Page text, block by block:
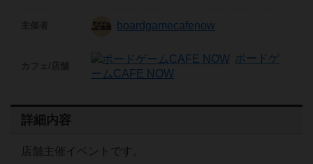
boardgamecafenow
ボードゲ
ームCAFE NOW
詳細内容
店舗主催イベントです。